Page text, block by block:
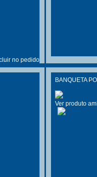
no pedido
BANQUETA
Ver produto